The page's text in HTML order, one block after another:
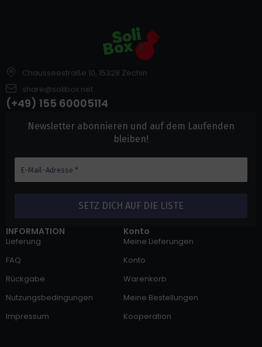
Chausseestraße 10, 15328 Zechin
share@solibox.net
(+49) 155 60005114
INFORMATION
Lieferung
FAQ
Rückgabe
Nutzungsbedingungen
Impressum
Konto
Meine Lieferungen
Konto
Warenkorb
Meine Bestellungen
Kooperation
Newsletter abonnieren und auf dem Laufenden
bleiben!